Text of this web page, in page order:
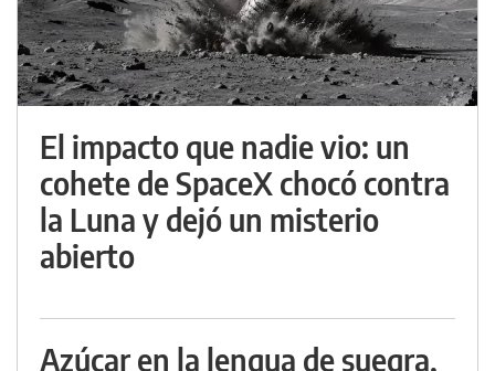
El impacto que nadie vio: un
cohete de SpaceX chocó contra
la Luna y dejó un misterio
abierto
Azúcar en la lengua de suegra,